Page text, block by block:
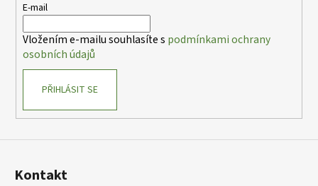
E-mail
Vložením e-mailu souhlasíte s podmínkami ochrany
osobních údajů
PŘIHLÁSIT SE
Kontakt